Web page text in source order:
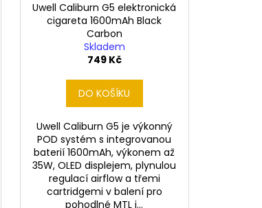
Uwell Caliburn G5 elektronická
cigareta 1600mAh Black
Carbon
Skladem
749 Kč
DO KOŠÍKU
Uwell Caliburn G5 je výkonný
POD systém s integrovanou
baterií 1600mAh, výkonem až
35W, OLED displejem, plynulou
regulací airflow a třemi
cartridgemi v balení pro
pohodlné MTL i...